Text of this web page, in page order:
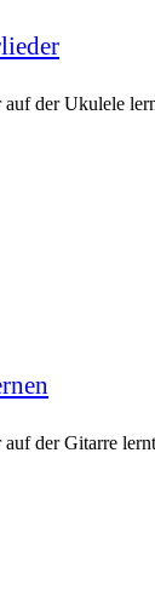
der Ukulele
der Gitarre